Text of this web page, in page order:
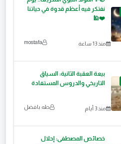
نفتكر فيه أعظم قدوة في حياتنا
❤️🕌
منذ 13 ساعة mostafa
بيعة العقبة الثانية: السياق
التاريخي والدروس المستفادة
منذ 3 أيام طه بافضل
خصائص المصطفى: إحلال